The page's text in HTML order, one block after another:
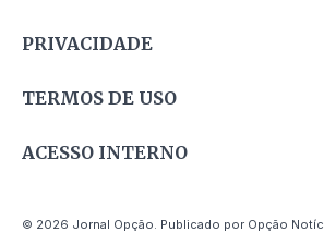
PRIVACIDADE
TERMOS DE USO
ACESSO INTERNO
© 2026 Jornal Opção. Publicado por Opção